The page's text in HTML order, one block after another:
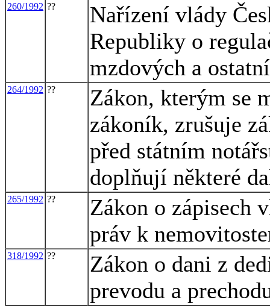
260/1992 ??
Nařízení vlády
Republiky o
mzdových a
264/1992 ??
Zákon, kterým se
zákoník, zrušuje
před státním
doplňují některé
265/1992 ??
Zákon o zápisech
práv k
318/1992 ??
Zákon o dani z
prevodu a